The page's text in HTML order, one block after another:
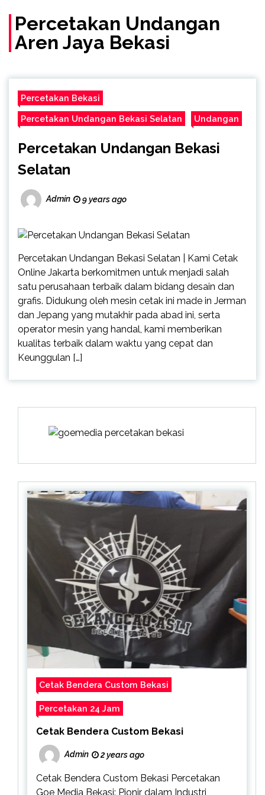
Percetakan Undangan
Aren Jaya Bekasi
Percetakan Bekasi
Percetakan Undangan Bekasi Selatan Undangan
Percetakan Undangan Bekasi
Selatan
Admin 9 years ago
Percetakan Undangan Bekasi Selatan | Kami Cetak
Online Jakarta berkomitmen untuk menjadi salah
satu perusahaan terbaik dalam bidang desain dan
grafis. Didukung oleh mesin cetak ini made in Jerman
dan Jepang yang mutakhir pada abad ini, serta
operator mesin yang handal, kami memberikan
kualitas terbaik dalam waktu yang cepat dan
Keunggulan […]
Cetak Bendera Custom Bekasi
Percetakan 24 Jam
Cetak Bendera Custom Bekasi
Admin 2 years ago
Cetak Bendera Custom Bekasi Percetakan
Goe Media Bekasi: Pionir dalam Industri